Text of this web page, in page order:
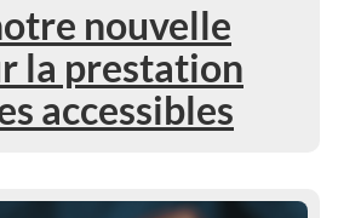
nouvelle
la prestation
accessibles
de norme sur